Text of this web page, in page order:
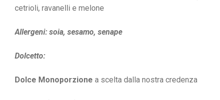
cetrioli, ravanelli e melone
Allergeni: soia, sesamo, senape
Dolcetto:
Dolce Monoporzione a scelta dalla nostra credenza